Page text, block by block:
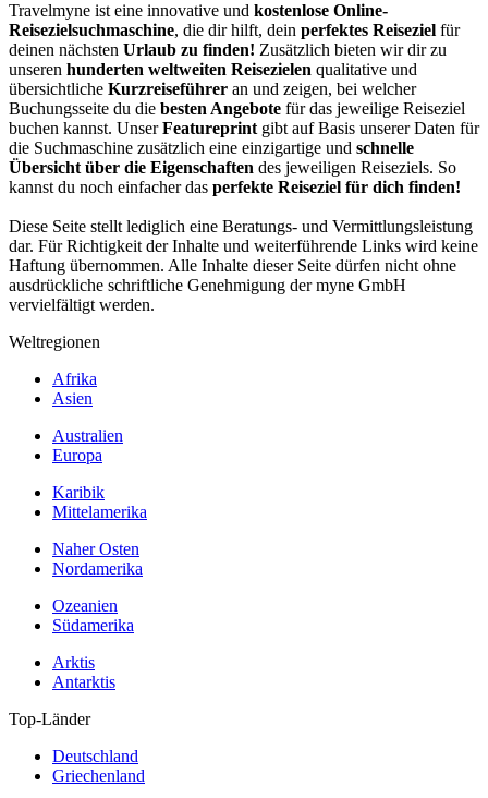
Travelmyne ist eine innovative und kostenlose Online-
Reisezielsuchmaschine, die dir hilft, dein perfektes Reiseziel für
deinen nächsten Urlaub zu finden! Zusätzlich bieten wir dir zu
unseren hunderten weltweiten Reisezielen qualitative und
übersichtliche Kurzreiseführer an und zeigen, bei welcher
Buchungsseite du die besten Angebote für das jeweilige Reiseziel
buchen kannst. UnserFeatureprint gibt auf Basis unserer Daten für
die Suchmaschine zusätzlich eine einzigartige und schnelle
Übersicht über die Eigenschaften des jeweiligen Reiseziels. So
kannst du noch einfacher das perfekte Reiseziel für dich finden!
Diese Seite stellt lediglich eine Beratungs- und Vermittlungsleistung
dar. Für Richtigkeit der Inhalte und weiterführende Links wird keine
Haftung übernommen. Alle Inhalte dieser Seite dürfen nicht ohne
ausdrückliche schriftliche Genehmigung der myne GmbH
vervielfältigt werden.
Weltregionen
Afrika
Asien
Australien
Europa
Karibik
Mittelamerika
Naher Osten
Nordamerika
Ozeanien
Südamerika
Arktis
Antarktis
Top-Länder
Deutschland
Griechenland